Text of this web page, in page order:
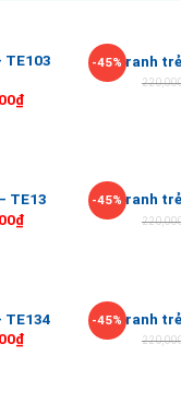
TE103
₫
-45%Tranh
TE13
₫
-45%Tranh
TE134
₫
-45%Tranh trẻ